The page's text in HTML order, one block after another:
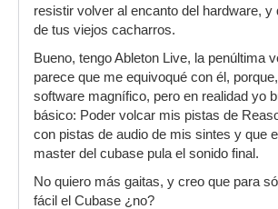
resistir volver al encanto del hardware, y
de tus viejos cacharros.
Bueno, tengo Ableton Live, la penúltima
parece que me equivoqué con él,
software magnífico, pero en realidad yo
básico: Poder volcar mis pistas de
con pistas de audio de mis sintes y que
master del cubase pula el sonido final.
No quiero más gaitas, y creo que para
fácil el Cubase ¿no?